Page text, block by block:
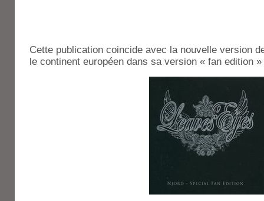
Cette publication coincide avec la nouvelle version
le continent européen dans sa version « fan edition